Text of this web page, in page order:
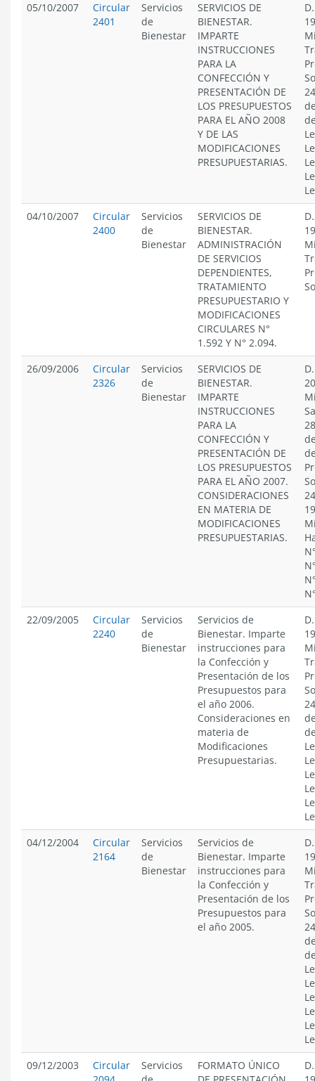
05/10/2007
Circular
2401
Servicios
de
Bienestar
SERVICIOS DE
BIENESTAR.
IMPARTE
INSTRUCCIONES
PARA LA
CONFECCIÓN Y
PRESENTACIÓN DE
LOS PRESUPUESTOS
PARA EL AÑO 2008
Y DE LAS
MODIFICACIONES
PRESUPUESTARIAS.
04/10/2007
Circular
2400
Servicios
de
Bienestar
SERVICIOS DE
BIENESTAR.
ADMINISTRACIÓN
DE SERVICIOS
DEPENDIENTES,
TRATAMIENTO
PRESUPUESTARIO Y
MODIFICACIONES
CIRCULARES N°
1.592 Y N° 2.094.
26/09/2006
Circular
2326
Servicios
de
Bienestar
SERVICIOS DE
BIENESTAR.
IMPARTE
INSTRUCCIONES
PARA LA
CONFECCIÓN Y
PRESENTACIÓN DE
LOS PRESUPUESTOS
PARA EL AÑO 2007.
CONSIDERACIONES
EN MATERIA DE
MODIFICACIONES
PRESUPUESTARIAS.
22/09/2005
Circular
2240
Servicios
de
Bienestar
Servicios de
Bienestar. Imparte
instrucciones para
la Confección y
Presentación de los
Presupuestos para
el año 2006.
Consideraciones en
materia de
Modificaciones
Presupuestarias.
04/12/2004
Circular
2164
Servicios
de
Bienestar
Servicios de
Bienestar. Imparte
instrucciones para
la Confección y
Presentación de los
Presupuestos para
el año 2005.
09/12/2003
Circular
Servicios
FORMATO ÚNICO